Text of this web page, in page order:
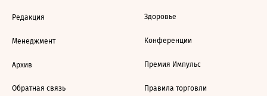
Редакция
Менеджмент
Архив
Обратная связь
Здоровье
Конференции
Премия Импульс
Правила торговли